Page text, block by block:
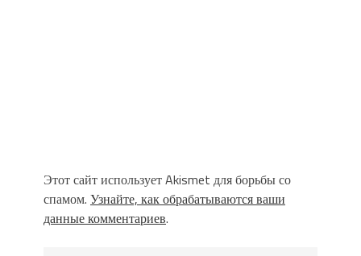
Этот сайт использует Akismet для борьбы со
спамом. Узнайте, как обрабатываются ваши
данные комментариев.